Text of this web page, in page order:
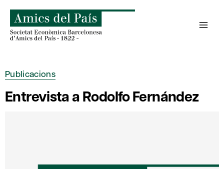
content
Publicacions
Entrevista a Rodolfo Fernández